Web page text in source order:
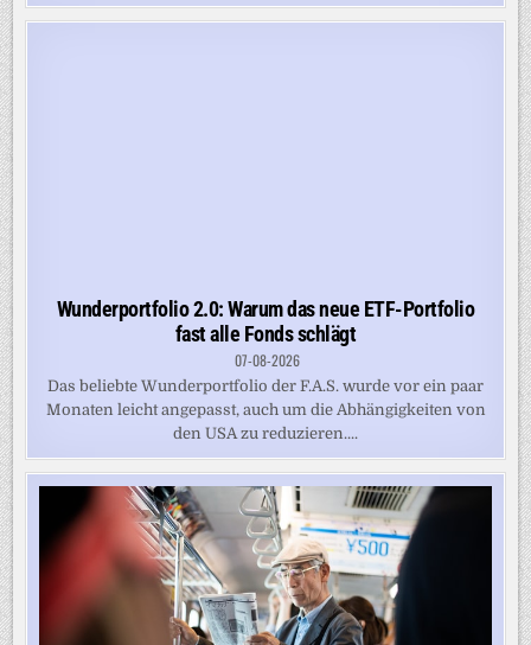
Wunderportfolio 2.0: Warum das neue ETF-Portfolio
fast alle Fonds schlägt
07-08-2026
Das beliebte Wunderportfolio der F.A.S. wurde vor ein paar
Monaten leicht angepasst, auch um die Abhängigkeiten von
den USA zu reduzieren....